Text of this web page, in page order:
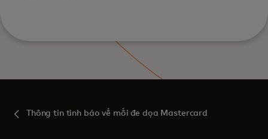
Thông tin tình báo về mối đe dọa Mastercard